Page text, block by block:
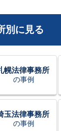
別に見る
幌法律事務所
の事例
玉法律事務所
の事例